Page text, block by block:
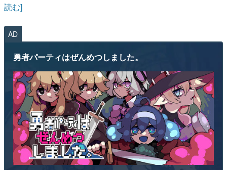
読む]
AD
勇者パーティはぜんめつしました。